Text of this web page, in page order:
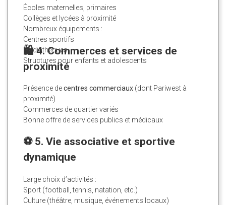
Écoles maternelles, primaires
Collèges et lycées à proximité
Nombreux équipements :
Centres sportifs
Médiathèques
Structures pour enfants et adolescents
🛍️ 4. Commerces et services de
proximité
Présence decentres commerciaux (dont Pariwest à
proximité)
Commerces de quartier variés
Bonne offre de services publics et médicaux
⚽ 5. Vie associative et sportive
dynamique
Large choix d’activités :
Sport (football, tennis, natation, etc.)
Culture (théâtre, musique, événements locaux)